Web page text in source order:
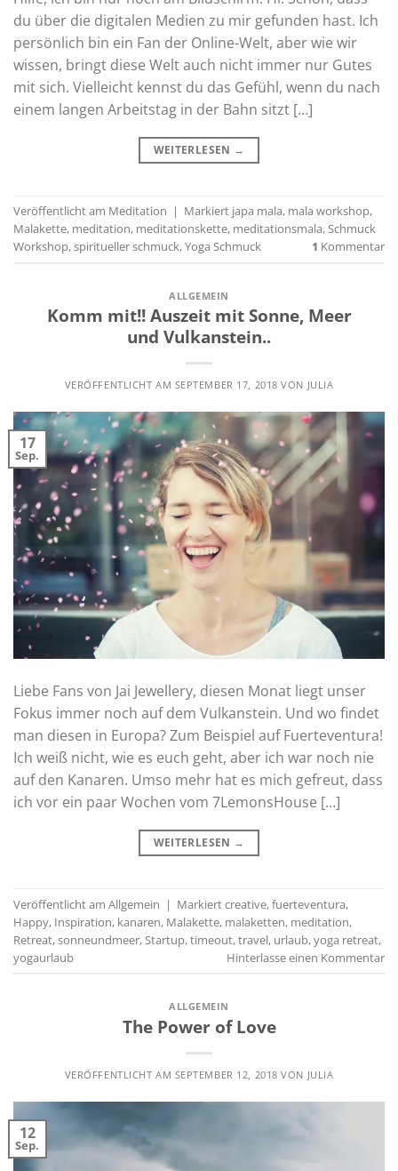
du über die digitalen Medien zu mir gefunden hast. Ich
persönlich bin ein Fan der Online-Welt, aber wie wir
wissen, bringt diese Welt auch nicht immer nur Gutes
mit sich. Vielleicht kennst du das Gefühl, wenn du nach
einem langen Arbeitstag in der Bahn sitzt […]
WEITERLESEN →
Veröffentlicht am Meditation | Markiert japa mala, mala workshop,
Malakette, meditation, meditationskette, meditationsmala,Schmuck
Workshop,spiritueller schmuck,Yoga Schmuck 1 Kommentar
ALLGEMEIN
Komm mit!! Auszeit mit Sonne, Meer
und Vulkanstein..
VERÖFFENTLICHT AM SEPTEMBER 17, 2018 VON JULIA
17
Sep.
Liebe Fans von Jai Jewellery, diesen Monat liegt unser
Fokus immer noch auf dem Vulkanstein. Und wo findet
man diesen in Europa? Zum Beispiel auf Fuerteventura!
Ich weiß nicht, wie es euch geht, aber ich war noch nie
auf den Kanaren. Umso mehr hat es mich gefreut, dass
ich vor ein paar Wochen vom 7LemonsHouse […]
WEITERLESEN →
Veröffentlicht am Allgemein | Markiertcreative,fuerteventura,
Happy, Inspiration, kanaren, Malakette, malaketten, meditation,
Retreat,sonneundmeer,Startup,timeout,travel, urlaub,yoga retreat,
yogaurlaub
Hinterlasse einen Kommentar
ALLGEMEIN
The Power of Love
VERÖFFENTLICHT AM SEPTEMBER 12, 2018 VON JULIA
12
Sep.